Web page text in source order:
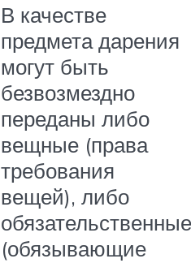
В качестве
предмета дарения
могут быть
безвозмездно
переданы либо
вещные (права
требования
вещей), либо
обязательственные
(обязывающие